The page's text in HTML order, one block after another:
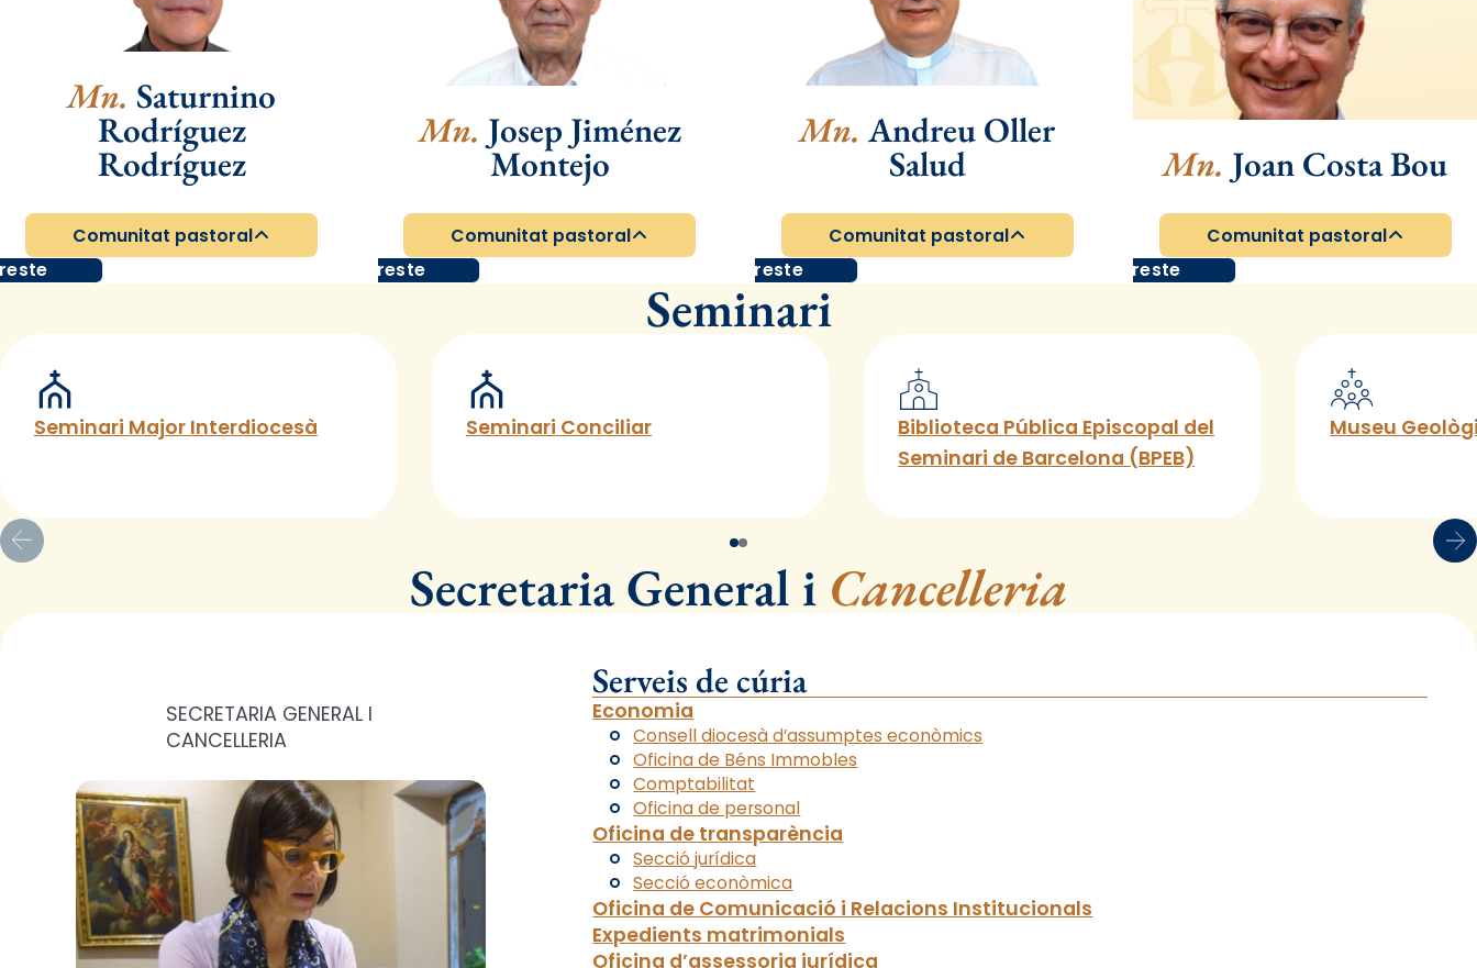
Mn. Saturnino
Rodríguez
Rodríguez
Comunitat pastoral
Arxipreste
Mn. Josep Jiménez
Montejo
Comunitat pastoral
Arxipreste
Mn.Andreu Oller
Salud
Comunitat pastoral
Arxipreste
Mn. Joan Costa Bou
Comunitat pastoral
Seminari
Seminari Major Interdiocesà Seminari Conciliar
Biblioteca Pública Episcopal del
Seminari de Barcelona (BPEB)
Museu
Secretaria General i Cancelleria
SECRETARIA GENERAL I
CANCELLERIA
Serveis de cúria
Economia
Consell diocesà d’assumptes econòmics
Oficina de Béns Immobles
Comptabilitat
Oficina de personal
Oficina de transparència
Secció jurídica
Secció econòmica
Oficina de Comunicació i Relacions Institucionals
Expedients matrimonials
Oficina d’assessoria jurídica